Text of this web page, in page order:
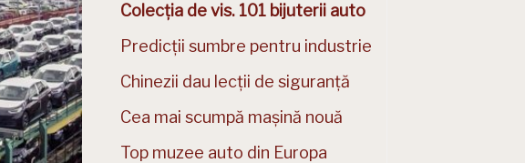
Colecția de vis. 101 bijuterii auto
Predicții sumbre pentru industrie
Chinezii dau lecții de siguranță
Cea mai scumpă mașină nouă
Top muzee auto din Europa